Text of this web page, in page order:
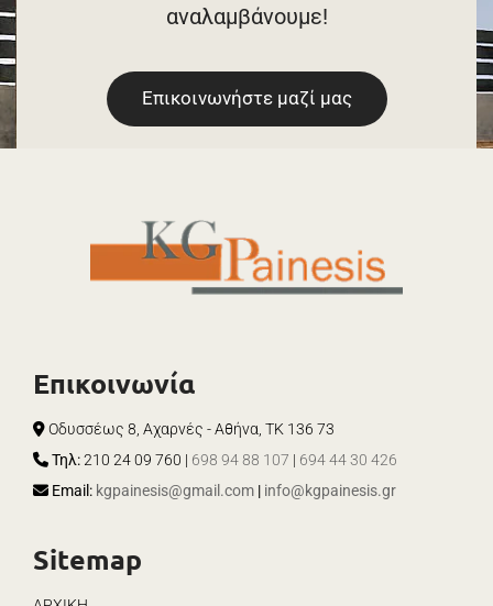
αναλαμβάνουμε!
Επικοινωνήστε μαζί μας
Επικοινωνία
 Οδυσσέως 8, Αχαρνές - Αθήνα, ΤΚ 136 73
 Τηλ:210 24 09 760 | 698 94 88 107 | 694 44 30 426
 Email: kgpainesis@gmail.com | info@kgpainesis.gr
Sitemap